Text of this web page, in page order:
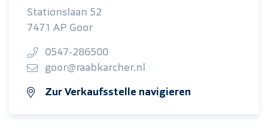
Stationslaan 52
7471 AP Goor
0547-286500
goor@raabkarcher.nl
Zur Verkaufsstelle navigieren